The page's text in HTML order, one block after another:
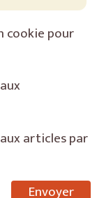
cookie pour
articles par